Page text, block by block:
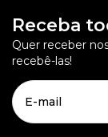
Receba
Quer receber
recebê-las!